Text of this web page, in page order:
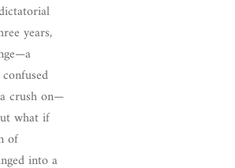
years,
crush on—
what if
of
into a